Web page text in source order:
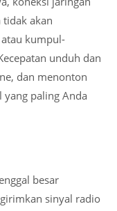
tidak akan
kumpul-
unduh dan
dan menonton
paling Anda
besar
sinyal radio